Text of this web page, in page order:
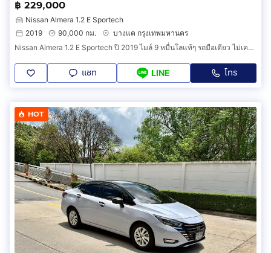
฿ 229,000
Nissan Almera 1.2 E Sportech
2019
90,000 กม.
บางแค กรุงเทพมหานคร
Nissan Almera 1.2 E Sportech ปี 2019 ไมล์ 9 หมื่นโลแท้ๆ รถมือเดียว ไม่เคยเฉี่ยวชน ออกรถง่ายๆ ฟรีดาวน์ได้
แชท LINE โทร
HOT